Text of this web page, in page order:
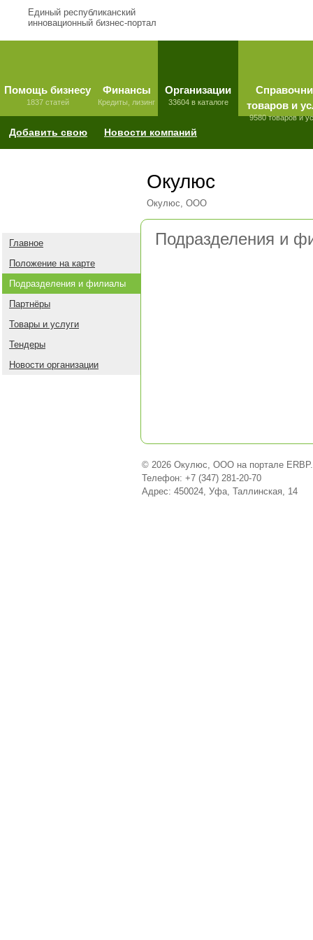
Единый республиканский
инновационный бизнес-портал
Помощь бизнесу
1837 статей
Финансы
Кредиты, лизинг
Организации
33604 в каталоге
товаров и
9580 товаров и
Добавить свою Новости компаний
Окулюс
Окулюс, ООО
Главное
Положение на карте
Подразделения и филиалы
Партнёры
Товары и услуги
Тендеры
Новости организации
Подразделения и
© 2026 Окулюс, ООО на портале
Телефон: +7 (347) 281-20-70
Адрес: 450024, Уфа, Таллинская, 14